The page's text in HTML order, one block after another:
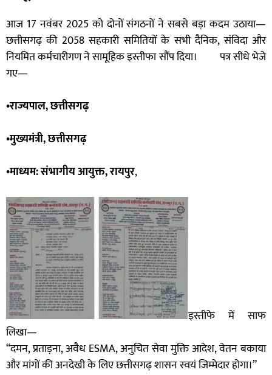
आज 17 नवंबर 2025 को दोनों संगठनों ने सबसे बड़ा कदम उठाया—
छत्तीसगढ़ की 2058 सहकारी समितियों के सभी दैनिक, संविदा और
नियमित कर्मचारीगण ने सामूहिक इस्तीफा सौंप दिया। पत्र सीधे भेजे
गए—
•राज्यपाल, छत्तीसगढ़
•मुख्यमंत्री, छत्तीसगढ़
•माध्यम: संभागीय आयुक्त, रायपुर,
इस्तीफे में साफ
लिखा—
“दमन, प्रताड़ना, अवैध ESMA, अनुचित सेवा मुक्ति आदेश, वेतन बकाया
और मांगों की अनदेखी के लिए छत्तीसगढ़ शासन स्वयं जिम्मेदार होगा।”